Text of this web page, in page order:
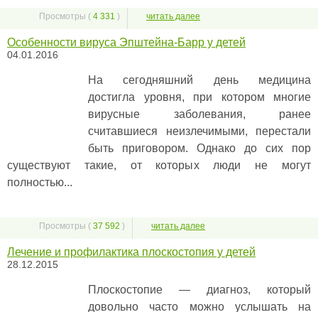
Просмотры ( 4 331 ) читать далее
Особенности вируса Эпштейна-Барр у детей
04.01.2016
На сегодняшний день медицина
достигла уровня, при котором многие
вирусные заболевания, ранее
считавшиеся неизлечимыми, перестали
быть приговором. Однако до сих пор
существуют такие, от которых люди не могут
полностью...
Просмотры ( 37 592 ) читать далее
Лечение и профилактика плоскостопия у детей
28.12.2015
Плоскостопие — диагноз, который
довольно часто можно услышать на